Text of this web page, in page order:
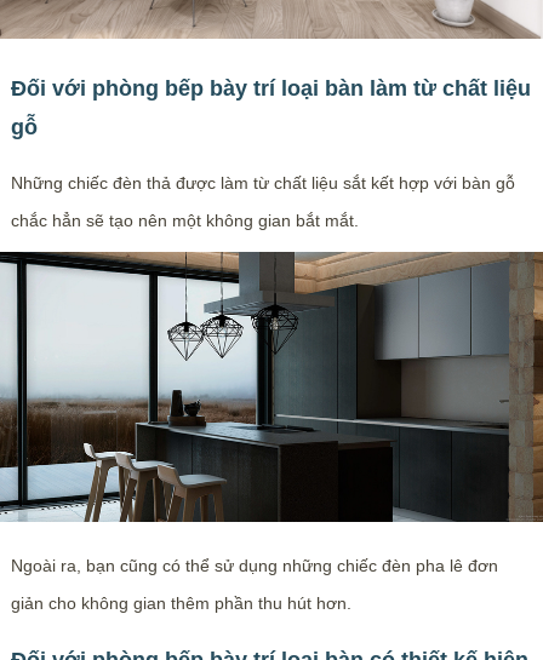
Đối với phòng bếp bày trí loại bàn làm từ chất liệu
gỗ
Những chiếc đèn thả được làm từ chất liệu sắt kết hợp với bàn gỗ
chắc hẳn sẽ tạo nên một không gian bắt mắt.
Ngoài ra, bạn cũng có thể sử dụng những chiếc đèn pha lê đơn
giản cho không gian thêm phần thu hút hơn.